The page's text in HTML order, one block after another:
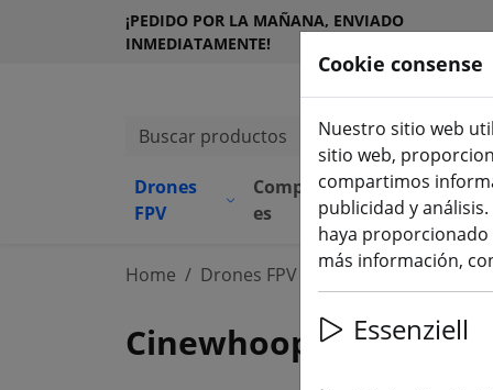
¡PEDIDO POR LA MAÑANA, ENVIADO
INMEDIATAMENTE!
Buscar productos
Drones
FPV(aktuelle Seite)
Component
es
to
Home Drones FPV Cinewhoop
Cinewhoop
Cookie consense
Nuestro sitio web
sitio web,
compartimos
publicidad y
haya
más información,
Essenziell